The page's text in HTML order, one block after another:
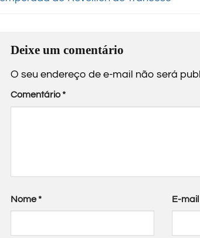
Deixe um comentário
O seu endereço de e-mail não será
Comentário*
Nome* E-mail